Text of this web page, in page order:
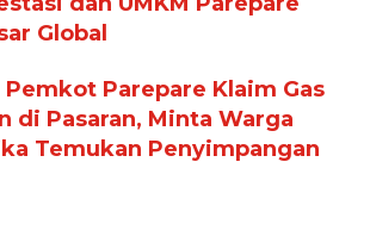
Global
Pemkot Parepare Klaim Gas
di Pasaran, Minta Warga
Temukan Penyimpangan